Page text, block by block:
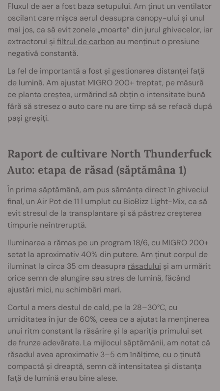
Fluxul de aer a fost baza setupului. Am ținut un ventilator
oscilant care mișca aerul deasupra canopy-ului și unul
mai jos, ca să evit zonele „moarte” din jurul ghivecelor, iar
extractorul și filtrul de carbon au menținut o presiune
negativă constantă.
La fel de importantă a fost și gestionarea distanței față
de lumină. Am ajustat MIGRO 200+ treptat, pe măsură
ce planta creștea, urmărind să obțin o intensitate bună
fără să stresez o auto care nu are timp să se refacă după
pași greșiți.
Raport de cultivare North Thunderfuck
Auto: etapa de răsad (săptămâna 1)
În prima săptămână, am pus sămânța direct în ghiveciul
final, un Air Pot de 11 l umplut cu BioBizz Light-Mix, ca să
evit stresul de la transplantare și să păstrez creșterea
timpurie neîntreruptă.
Iluminarea a rămas pe un program 18/6, cu MIGRO 200+
setat la aproximativ 40% din putere. Am ținut corpul de
iluminat la circa 35 cm deasupra răsadului și am urmărit
orice semn de alungire sau stres de lumină, făcând
ajustări mici, nu schimbări mari.
Cortul a mers destul de cald, pe la 28–30°C, cu
umiditatea în jur de 60%, ceea ce a ajutat la menținerea
unui ritm constant la răsărire și la apariția primului set
de frunze adevărate. La mijlocul săptămânii, am notat că
răsadul avea aproximativ 3–5 cm înălțime, cu o ținută
compactă și dreaptă, semn că intensitatea și distanța
față de lumină erau bine alese.